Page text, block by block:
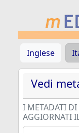
Inglese
Vedi
I METADATI
AGGIORNATI